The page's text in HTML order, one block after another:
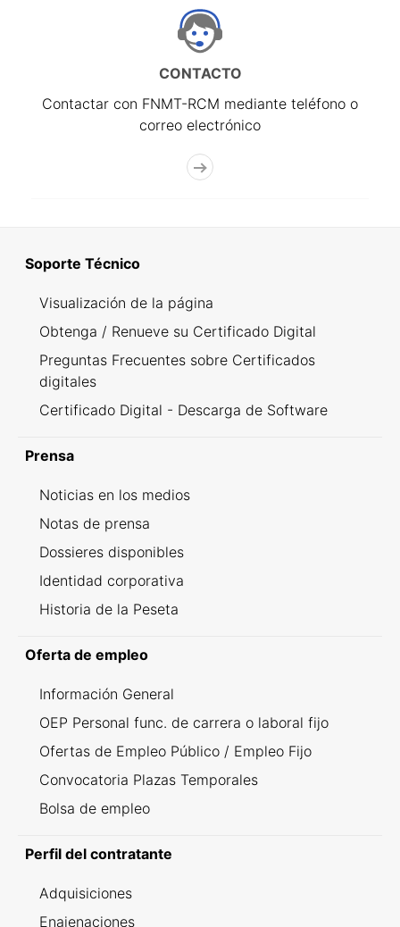
CONTACTO
Contactar con FNMT-RCM mediante teléfono o
correo electrónico
Soporte Técnico
Visualización de la página
Obtenga / Renueve su Certificado Digital
Preguntas Frecuentes sobre Certificados
digitales
Certificado Digital - Descarga de Software
Prensa
Noticias en los medios
Notas de prensa
Dossieres disponibles
Identidad corporativa
Historia de la Peseta
Oferta de empleo
Información General
OEP Personal func. de carrera o laboral fijo
Ofertas de Empleo Público / Empleo Fijo
Convocatoria Plazas Temporales
Bolsa de empleo
Perfil del contratante
Adquisiciones
Enajenaciones